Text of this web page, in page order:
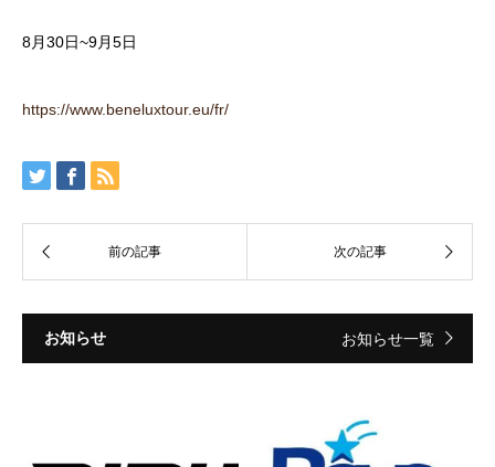
8月30日~9月5日
https://www.beneluxtour.eu/fr/
お知らせ お知らせ一覧